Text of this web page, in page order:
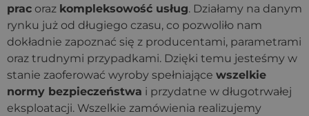
prac oraz kompleksowość usług. Działamy na danym
rynku już od długiego czasu, co pozwoliło nam
dokładnie zapoznać się z producentami, parametrami
oraz trudnymi przypadkami. Dzięki temu jesteśmy w
stanie zaoferować wyroby spełniające wszelkie
normy bezpieczeństwa i przydatne w długotrwałej
eksploatacji. Wszelkie zamówienia realizujemy